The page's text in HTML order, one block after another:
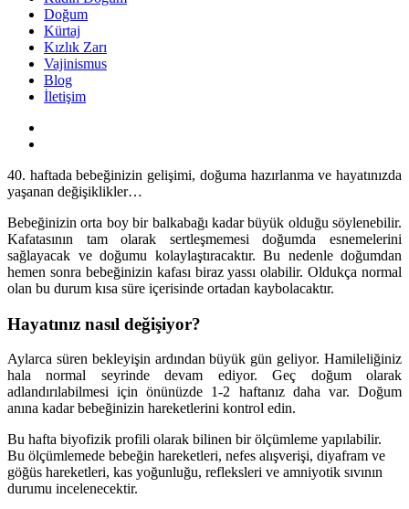
Doğum
Kürtaj
Kızlık Zarı
Vajinismus
Blog
İletişim
40. haftada bebeğinizin gelişimi, doğuma hazırlanma ve hayatınızda
yaşanan değişiklikler…
Bebeğinizin orta boy bir balkabağı kadar büyük olduğu söylenebilir.
Kafatasının tam olarak sertleşmemesi doğumda esnemelerini
sağlayacak ve doğumu kolaylaştıracaktır. Bu nedenle doğumdan
hemen sonra bebeğinizin kafası biraz yassı olabilir. Oldukça normal
olan bu durum kısa süre içerisinde ortadan kaybolacaktır.
Hayatınız nasıl değişiyor?
Aylarca süren bekleyişin ardından büyük gün geliyor. Hamileliğiniz
hala normal seyrinde devam ediyor. Geç doğum olarak
adlandırılabilmesi için önünüzde 1-2 haftanız daha var. Doğum
anına kadar bebeğinizin hareketlerini kontrol edin.
Bu hafta biyofizik profili olarak bilinen bir ölçümleme yapılabilir.
Bu ölçümlemede bebeğin hareketleri, nefes alışverişi, diyafram ve
göğüs hareketleri, kas yoğunluğu, refleksleri ve amniyotik sıvının
durumu incelenecektir.